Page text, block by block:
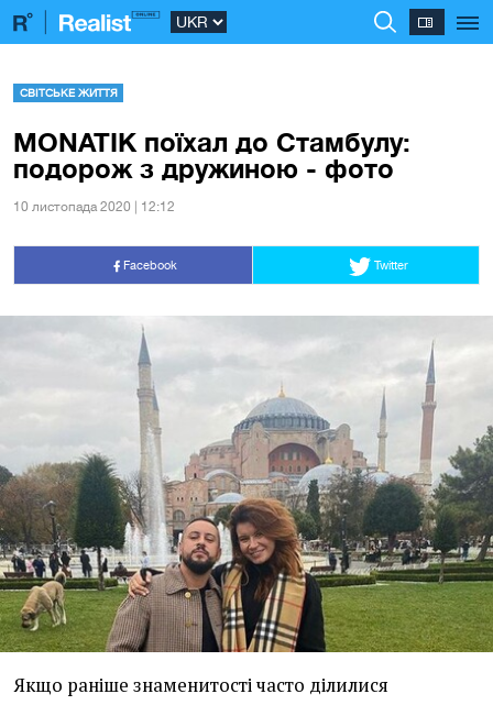
СВІТСЬКЕ ЖИТТЯ
MONATIK поїхал до Стамбулу:
подорож з дружиною - фото
10 листопада 2020 | 12:12
Facebook Twitter
Якщо раніше знаменитості часто ділилися